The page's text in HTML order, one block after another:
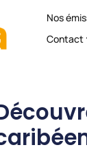
Nos
Contact